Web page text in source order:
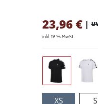
23,96€ |
inkl. 19 % MwSt.
XS S